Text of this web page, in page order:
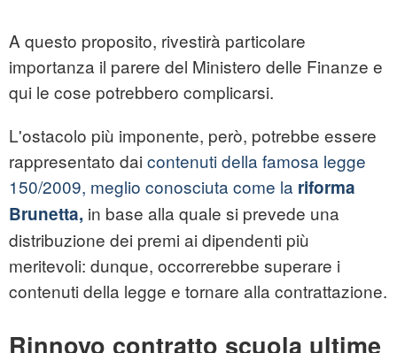
A questo proposito, rivestirà particolare
importanza il parere del Ministero delle Finanze e
qui le cose potrebbero complicarsi.
L'ostacolo più imponente, però, potrebbe essere
rappresentato dai contenuti della famosa legge
150/2009, meglio conosciuta come la riforma
Brunetta, in base alla quale si prevede una
distribuzione dei premi ai dipendenti più
meritevoli: dunque, occorrerebbe superare i
contenuti della legge e tornare alla contrattazione.
Rinnovo contratto scuola ultime